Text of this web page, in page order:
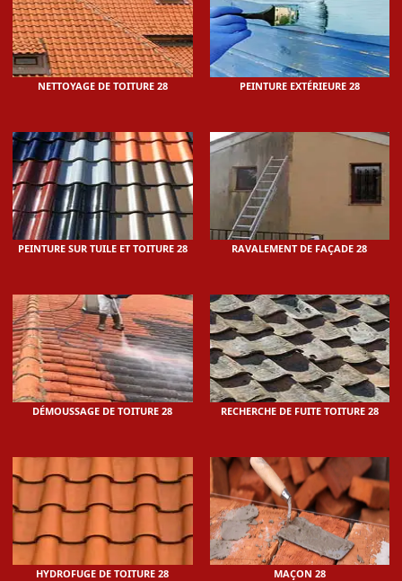
NETTOYAGE DE TOITURE 28 PEINTURE EXTÉRIEURE 28
PEINTURE SUR TUILE ET TOITURE 28 RAVALEMENT DE FAÇADE 28
DÉMOUSSAGE DE TOITURE 28 RECHERCHE DE FUITE TOITURE 28
HYDROFUGE DE TOITURE 28 MAÇON 28